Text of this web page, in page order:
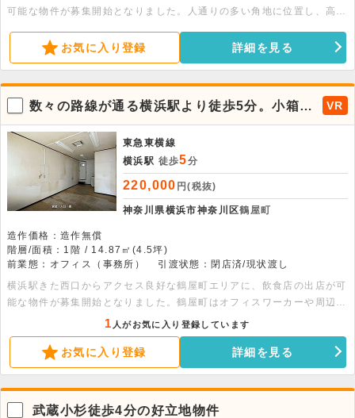
可能な物件が募集開始となりました。人通りの多い角地に位置し、高い
立地です。また洗練された外観と街並みに映える景観は店舗の存在感を
一層引き立て、ブランドイメージを重視する業態にもおすすめです。周
周辺住民・横浜駅利用者まで幅広い客層の取り込みが期待できます。視
認性・立地・デザイン性を兼ね備えた飲食可能物件となりますので、ご
興味のある方はぜひお早めにお問い合わせください。
お気に入り登録 詳細を見る
数々の路線が通る横浜駅より徒歩5分。小箱の
飲食可能物件がでました。
VR
東急東横線
横浜駅 徒歩5分
220,000 円(税抜)
神奈川県横浜市神奈川区鶴屋町
造作価格：造作無償
階層/面積：1階 / 14.87㎡(4.5坪)
前業態：オフィス（事務所）
引渡状態：閉店済/現状渡し
横浜駅きた西口からアクセス良好な鶴屋町エリアに、飲食店の出店が可
能な物件が募集開始となりました。鶴屋町はオフィスワーカーや周辺住
民に加え、横浜駅利用者が昼夜問わず行き交う活気あるエリアで、ラン
チ・ディナーともに安定した集客が期待できます。周辺にはオフィスビ
ル・ホテル・商業施設が集積しており、幅広い客層を取り込める魅力的
な立地です。人気の横浜駅徒歩圏内で飲食店の出店が可能な物件となり
ますので、ご興味のある方はぜひお早めにお問い合わせください。
1 人がお気に入り登録しています
お気に入り登録 詳細を見る
武蔵小杉徒歩4分の好立地物件